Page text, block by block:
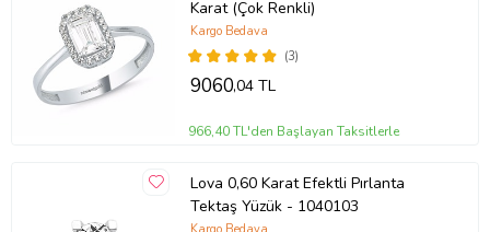
Karat (Çok Renkli)
(3)
Kargo Bedava
9060,04 TL
966,40 TL'den Başlayan Taksitlerle
Lova 0,60 Karat Efektli Pırlanta
Tektaş Yüzük - 1040103